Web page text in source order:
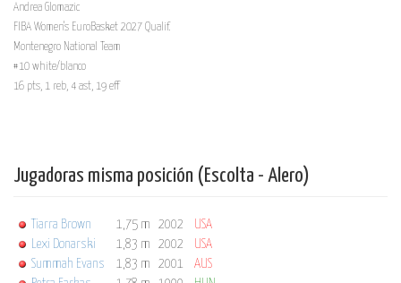
Andrea Glomazic
FIBA Women's EuroBasket 2027 Qualif.
Montenegro National Team
#10 white/blanco
16 pts, 1 reb, 4 ast, 19 eff
Jugadoras misma posición (Escolta - Alero)
Tiarra Brown 1,75 m 2002
USA
Lexi Donarski
1,83 m 2002
USA
Summah Evans
1,83 m 2001 AUS